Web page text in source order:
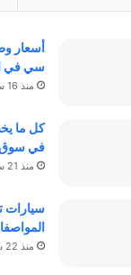
أسعار
سي في
منذ 16 ساعة
كل ما
في سوق
منذ 21 ساعة
سيارات
منذ 22 ساعة